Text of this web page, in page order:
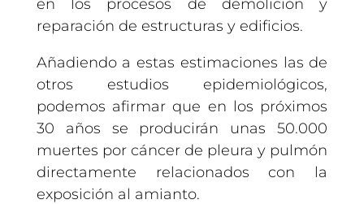
en los procesos de demolición y
reparación de estructuras y edificios.
Añadiendo a estas estimaciones las de
otros estudios epidemiológicos,
podemos afirmar que en los próximos
30 años se producirán unas 50.000
muertes por cáncer de pleura y pulmón
directamente relacionados con la
exposición al amianto.